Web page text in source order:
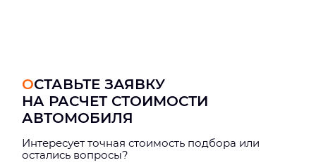
ОСТАВЬТЕ ЗАЯВКУ
НА РАСЧЕТ СТОИМОСТИ
АВТОМОБИЛЯ
Интерeсует точная стоимость подбора или
остались вопросы?